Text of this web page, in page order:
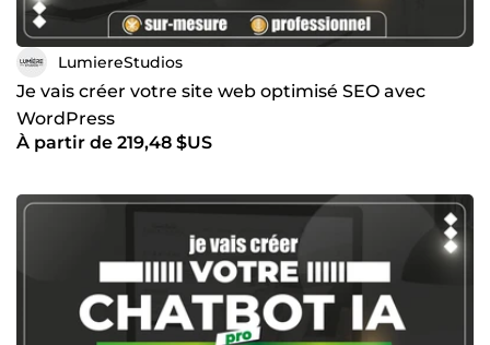
atteindre vos objectifs plus vite et plus intelligemment.
LumiereStudios
Je vais créer votre site web optimisé SEO avec
WordPress
À partir de 219,48 $US